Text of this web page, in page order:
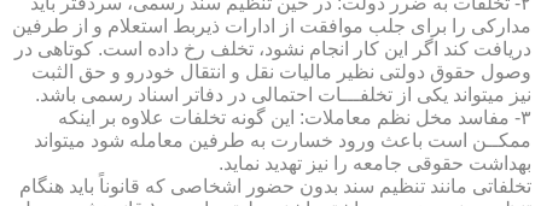
مدارکی را برای جلب موافقت از ادارات ذیربط استعلام و از طرفین
دریافت کند اگر این کار انجام نشود، تخلف رخ داده است. کوتاهی در
وصول حقوق دولتی نظیر مالیات نقل و انتقال خودرو و حق الثبت
نیز میتواند یکی از تخلفـــات احتمالی در دفاتر اسناد رسمی باشد.
۳- مفاسد مخل نظم معاملات: این گونه تخلفات علاوه بر اینکه
ممکــن است باعث ورود خسارت به طرفین معامله شود میتواند
بهداشت حقوقی جامعه را نیز تهدید نماید.
تخلفاتی مانند تنظیم سند بدون حضور اشخاصی که قانوناً باید هنگام